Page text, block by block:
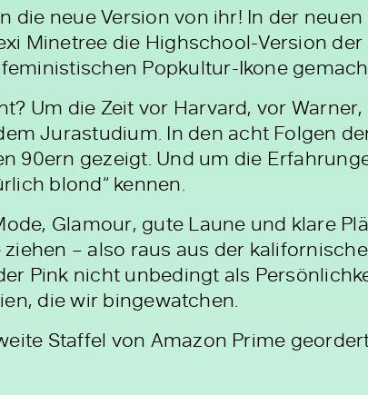
die neue Version von ihr! In der
Minetree die Highschool-Version der
Popkultur-Ikone
Um die Zeit vor Harvard, vor
Jurastudium. In den acht Folgen
90ern gezeigt. Und um die
blond“ kennen.
Glamour, gute Laune und klare
– also raus aus der
Pink nicht unbedingt als
die wir bingewatchen.
Staffel von Amazon Prime